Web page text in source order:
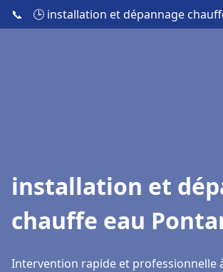
📞 🕒 installation et dépannage
installation et
chauffe eau
Intervention rapide et professionnelle